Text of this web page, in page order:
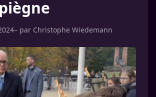
– par Christophe Wiedemann